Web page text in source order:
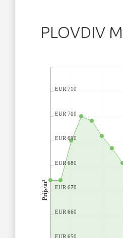
PLOVDIV
EUR 650
EUR 660
EUR 670
EUR 680
EUR 690
EUR 700
EUR 710
Prijs/m²